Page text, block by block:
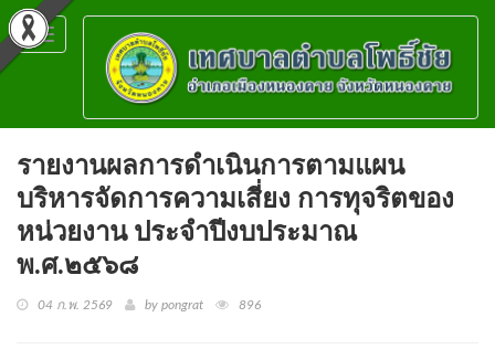
Toggle
navigation
รายงานผลการดำเนินการตามแผน
บริหารจัดการความเสี่ยง การทุจริตของ
หน่วยงาน ประจำปีงบประมาณ
พ.ศ.๒๕๖๘
04 ก.พ. 2569 by pongrat 896